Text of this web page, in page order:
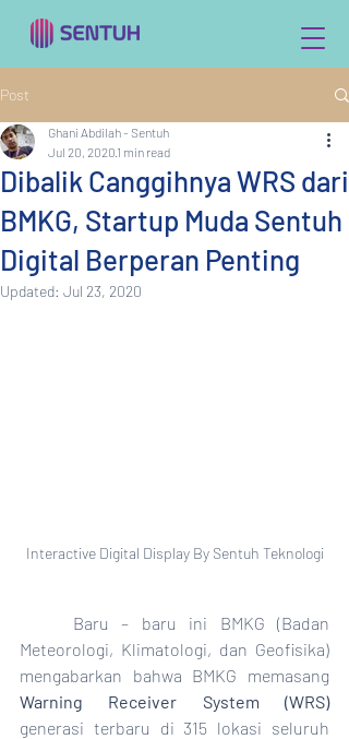
Post
Dibalik Canggihnya WRS dari
BMKG, Startup Muda Sentuh
Digital Berperan Penting
Ghani Abdilah - Sentuh
Jul 20, 2020 1 min read
Updated: Jul 23, 2020
Interactive Digital Display By Sentuh Teknologi
Meteorologi, Klimatologi, dan Geofisika)
Warning Receiver System (WRS)
generasi terbaru di 315 lokasi seluruh